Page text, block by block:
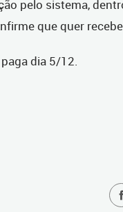
pelo sistema,
que quer
dia 5/12.